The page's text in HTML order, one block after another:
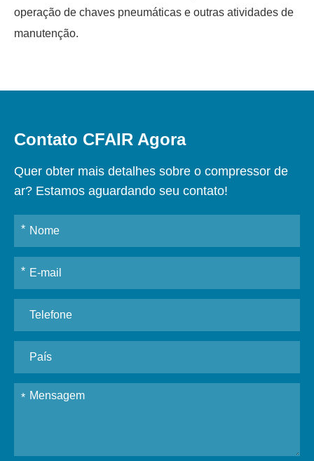
operação de chaves pneumáticas e outras atividades de
manutenção.
Contato CFAIR Agora
Quer obter mais detalhes sobre o compressor de
ar? Estamos aguardando seu contato!